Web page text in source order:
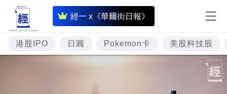
經一 x《華爾街日報》
即
時
財
經
港股IPO 日圓 Pokemon卡 美股科技股